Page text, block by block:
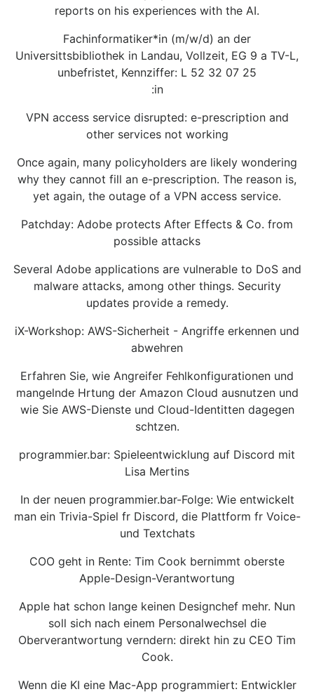
reports on his experiences with the AI.
Fachinformatiker*in (m/w/d) an der
Universittsbibliothek in Landau, Vollzeit, EG 9 a TV-L,
unbefristet, Kennziffer: L 52 32 07 25
:in
VPN access service disrupted: e-prescription and
other services not working
Once again, many policyholders are likely wondering
why they cannot fill an e-prescription. The reason is,
yet again, the outage of a VPN access service.
Patchday: Adobe protects After Effects & Co. from
possible attacks
Several Adobe applications are vulnerable to DoS and
malware attacks, among other things. Security
updates provide a remedy.
iX-Workshop: AWS-Sicherheit - Angriffe erkennen und
abwehren
Erfahren Sie, wie Angreifer Fehlkonfigurationen und
mangelnde Hrtung der Amazon Cloud ausnutzen und
wie Sie AWS-Dienste und Cloud-Identitten dagegen
schtzen.
programmier.bar: Spieleentwicklung auf Discord mit
Lisa Mertins
In der neuen programmier.bar-Folge: Wie entwickelt
man ein Trivia-Spiel fr Discord, die Plattform fr Voice-
und Textchats
COO geht in Rente: Tim Cook bernimmt oberste
Apple-Design-Verantwortung
Apple hat schon lange keinen Designchef mehr. Nun
soll sich nach einem Personalwechsel die
Oberverantwortung verndern: direkt hin zu CEO Tim
Cook.
Wenn die KI eine Mac-App programmiert: Entwickler